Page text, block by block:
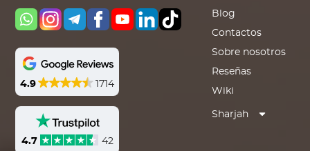
4.9 1714
4.7 42
Blog
Contactos
Sobre nosotros
Reseñas
Wiki
Sharjah